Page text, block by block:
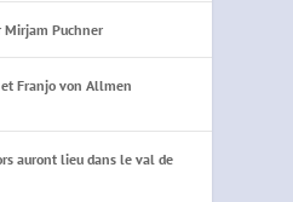
Mirjam Puchner
Franjo von Allmen
auront lieu dans le val de